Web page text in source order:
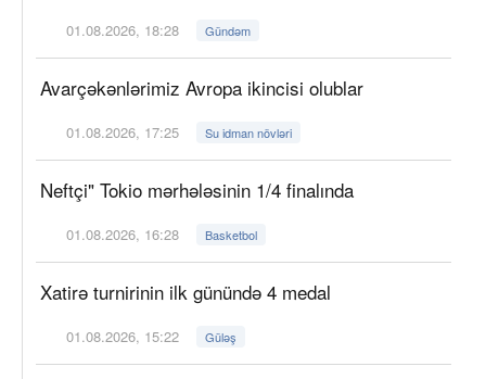
01.08.2026, 18:28 Gündəm
Avarçəkənlərimiz Avropa ikincisi olublar
01.08.2026, 17:25 Su idman növləri
Neftçi" Tokio mərhələsinin 1/4 finalında
01.08.2026, 16:28 Basketbol
Xatirə turnirinin ilk günündə 4 medal
01.08.2026, 15:22 Güləş